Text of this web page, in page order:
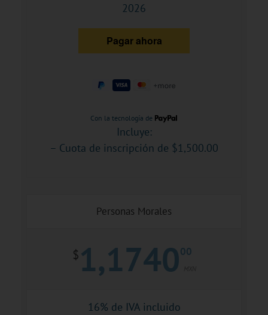
2026
Con la tecnología de
Incluye:
– Cuota de inscripción de $1,500.00
Personas Morales
$1,174000
16% de IVA incluido